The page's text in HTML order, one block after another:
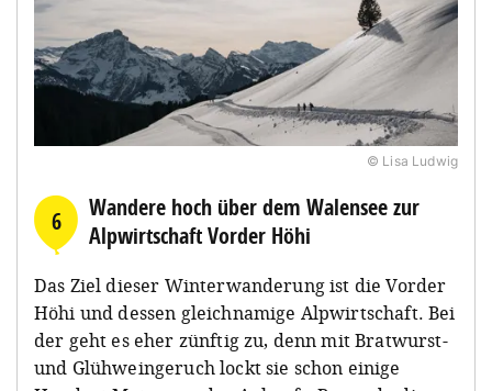
© Lisa Ludwig
6
Wandere hoch über dem Walensee zur
Alpwirtschaft Vorder Höhi
Das Ziel dieser Winterwanderung ist die Vorder
Höhi und dessen gleichnamige Alpwirtschaft. Bei
der geht es eher zünftig zu, denn mit Bratwurst-
und Glühweingeruch lockt sie schon einige